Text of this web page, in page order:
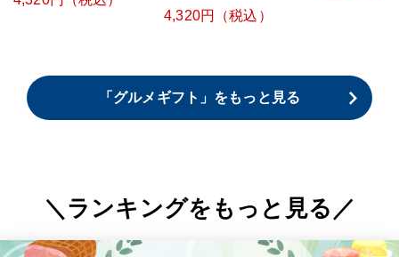
4,320円（税込）
「グルメギフト」をもっと見る
ランキングをもっと見る